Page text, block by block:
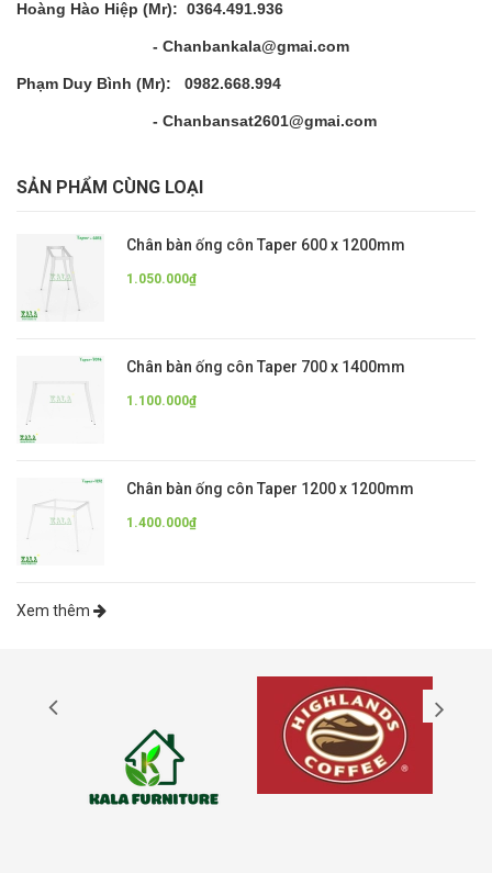
Hoàng Hào Hiệp (Mr): 0364.491.936
- Chanbankala@gmai.com
Phạm Duy Bình (Mr): 0982.668.994
- Chanbansat2601@gmai.com
SẢN PHẨM CÙNG LOẠI
Chân bàn ống côn Taper 600 x 1200mm
1.050.000₫
Chân bàn ống côn Taper 700 x 1400mm
1.100.000₫
Chân bàn ống côn Taper 1200 x 1200mm
1.400.000₫
Xem thêm